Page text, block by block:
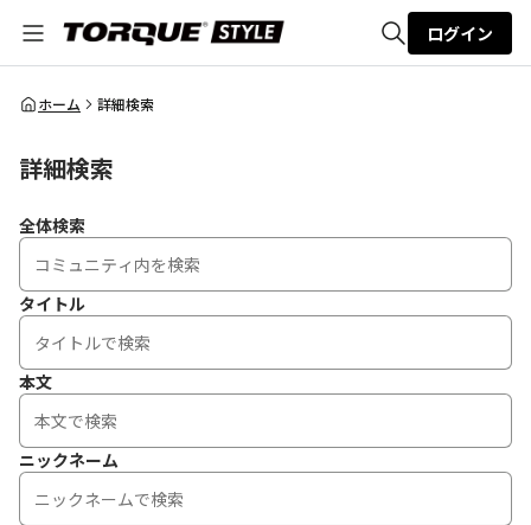
全体検索
ログイン
ホーム 詳細検索
詳細検索
全体検索
タイトル
本文
ニックネーム